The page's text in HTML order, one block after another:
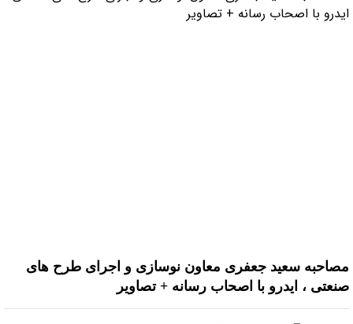
مصاحبه سعید جعفری معاون نوسازی و اجرای طرح های
صنعتی ، ایدرو با اصحاب رسانه + تصاویر